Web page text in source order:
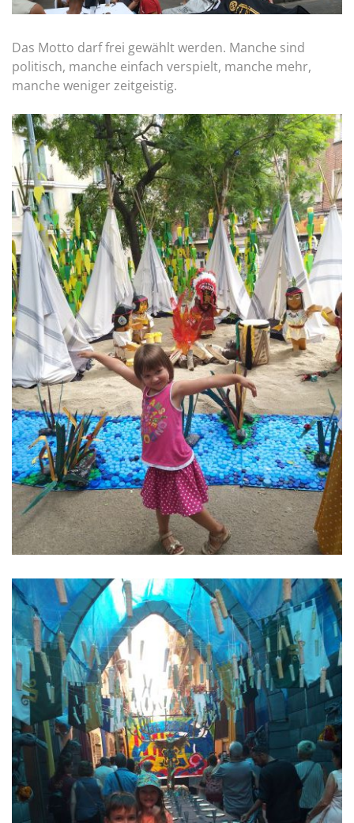
Das Motto darf frei gewählt werden. Manche sind
politisch, manche einfach verspielt, manche mehr,
manche weniger zeitgeistig.